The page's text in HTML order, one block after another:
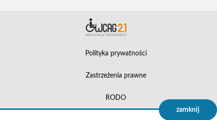
zamknij
Polityka prywatności
Zastrzeżenia prawne
RODO